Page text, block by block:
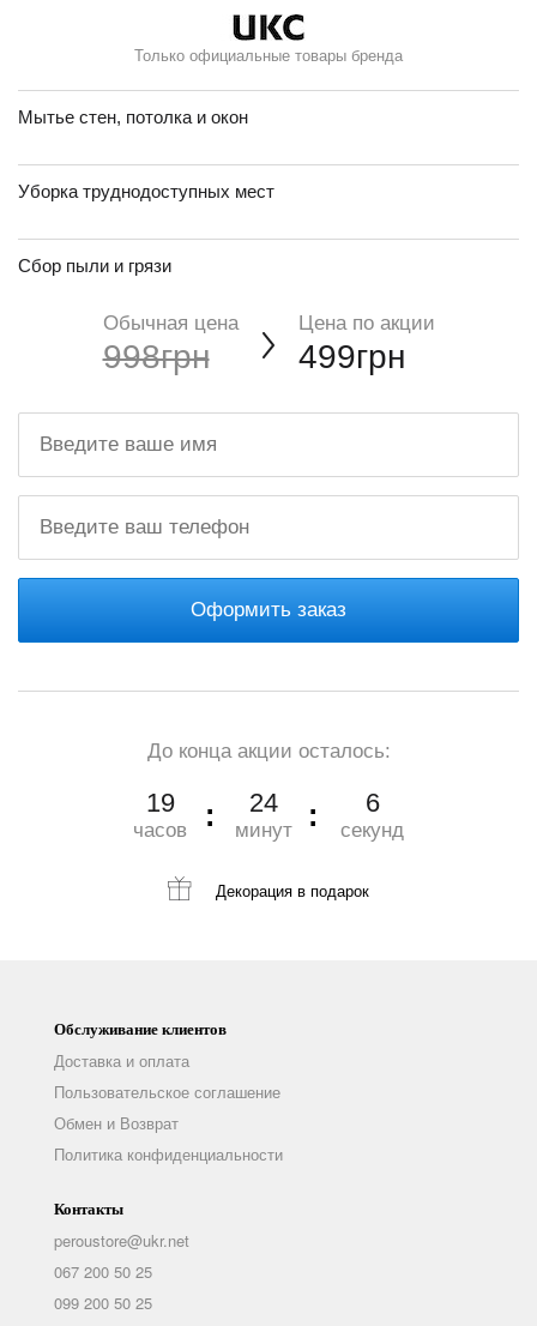
Только официальные товары бренда
Мытье стен, потолка и окон
Уборка труднодоступных мест
Сбор пыли и грязи
Обычная цена
998грн
Цена по акции
499грн
Оформить заказ
До конца акции осталось:
19
часов
24
минут
4
секунд
Декорация в подарок
Обслуживание клиентов
Доставка и оплата
Пользовательское соглашение
Обмен и Возврат
Политика конфиденциальности
Контакты
peroustore@ukr.net
067 200 50 25
099 200 50 25